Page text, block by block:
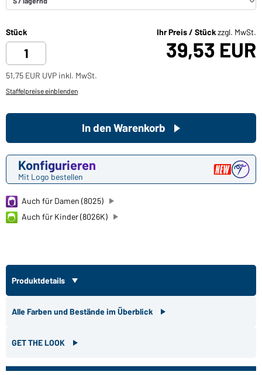
Stück Ihr Preis / Stückzzgl. MwSt.
39,53 EUR
51,75 EUR UVP inkl. MwSt.
Staffelpreise einblenden
Konfigurieren
Mit Logo bestellen
In den Warenkorb
Auch für Damen (8025)
Auch für Kinder (8026K)
Produktdetails
Alle Farben und Bestände im Überblick
GET THE LOOK